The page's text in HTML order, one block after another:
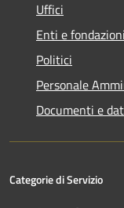
Uffici
Enti e fondazioni
Politici
Personale
Documenti e
Categorie di Servizio